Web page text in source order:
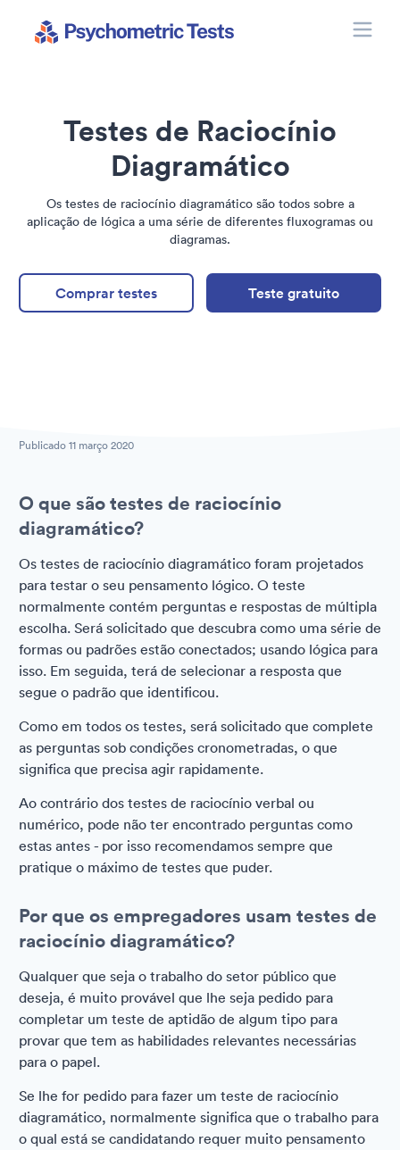
Testes de Raciocínio
Diagramático
Os testes de raciocínio diagramático são todos sobre a
aplicação de lógica a uma série de diferentes fluxogramas ou
diagramas.
Comprar testes Teste gratuito
Publicado11 março 2020
O que são testes de raciocínio
diagramático?
Os testes de raciocínio diagramático foram projetados
para testar o seu pensamento lógico. O teste
normalmente contém perguntas e respostas de múltipla
escolha. Será solicitado que descubra como uma série de
formas ou padrões estão conectados; usando lógica para
isso. Em seguida, terá de selecionar a resposta que
segue o padrão que identificou.
Como em todos os testes, será solicitado que complete
as perguntas sob condições cronometradas, o que
significa que precisa agir rapidamente.
Ao contrário dos testes de raciocínio verbal ou
numérico, pode não ter encontrado perguntas como
estas antes - por isso recomendamos sempre que
pratique o máximo de testes que puder.
Por que os empregadores usam testes de
raciocínio diagramático?
Qualquer que seja o trabalho do setor público que
deseja, é muito provável que lhe seja pedido para
completar um teste de aptidão de algum tipo para
provar que tem as habilidades relevantes necessárias
para o papel.
Se lhe for pedido para fazer um teste de raciocínio
diagramático, normalmente significa que o trabalho para
o qual está se candidatando requer muito pensamento